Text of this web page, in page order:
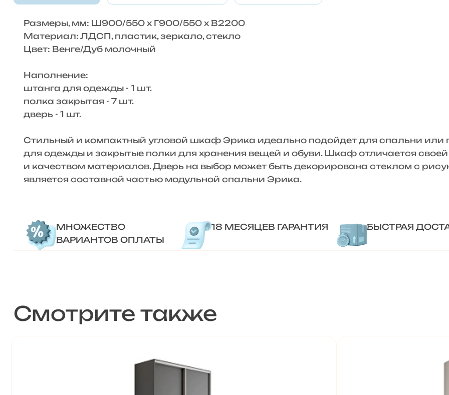
Размеры, мм: Ш900/550 х Г900/550 х В2200
Материал: ЛДСП, пластик, зеркало, стекло
Цвет: Венге/Дуб молочный
Наполнение:
штанга для одежды - 1 шт.
полка закрытая - 7 шт.
дверь - 1 шт.
Стильный и компактный угловой шкаф Эрика идеально подойдет для спальни или
для одежды и закрытые полки для хранения вещей и обуви. Шкаф отличается
и качеством материалов. Дверь на выбор может быть декорирована стеклом с
является составной частью модульной спальни Эрика.
МНОЖЕСТВО
ВАРИАНТОВ ОПЛАТЫ
18 МЕСЯЦЕВ ГАРАНТИЯ БЫСТРАЯ
Смотрите также